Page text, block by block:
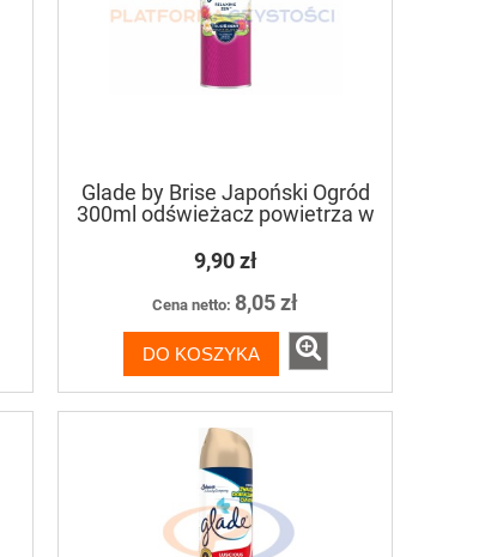
Glade by Brise Japoński Ogród
300ml odświeżacz powietrza w
9,90 zł
Cena netto: 8,05 zł
DO KOSZYKA